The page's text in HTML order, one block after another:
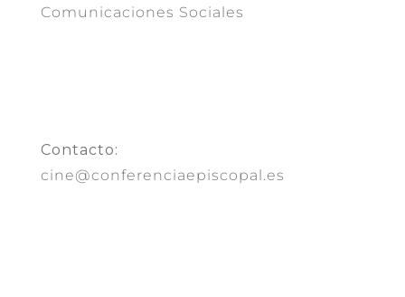
Comunicaciones Sociales
Contacto:
cine@conferenciaepiscopal.es